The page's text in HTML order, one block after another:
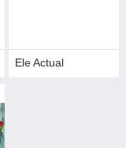
Ele Actual